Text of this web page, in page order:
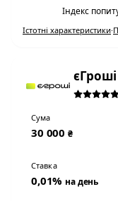
Індекс
Істотні характеристики·
єГроші
Сума
30 000 ₴
Ставка
0,01% на день